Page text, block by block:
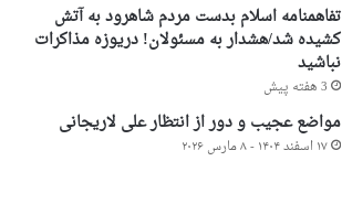
تفاهمنامه اسلام بدست مردم شاهرود به آتش
کشیده شد/هشدار به مسئولان! دریوزه مذاکرات
نباشید
3 هفته پیش
مواضع عجیب و دور از انتظار علی لاریجانی
۱۷ اسفند ۱۴۰۴ - ۸ مارس ۲۰۲۶